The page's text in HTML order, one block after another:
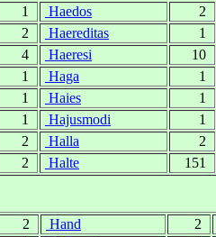
1 Haedos
2
2 Haereditas
1
4 Haeresi
10
1 Haga
1
1 Haies
1
1 Hajusmodi
1
2 Halla
2
2 Halte 151
2 Hand
2